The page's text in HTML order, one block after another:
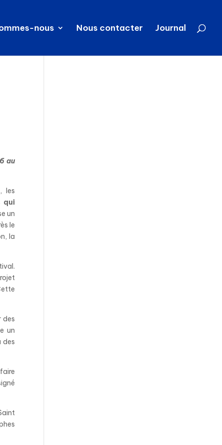
nous Nous contacter Journal
au
les
qui
un
le
la
des
un
des